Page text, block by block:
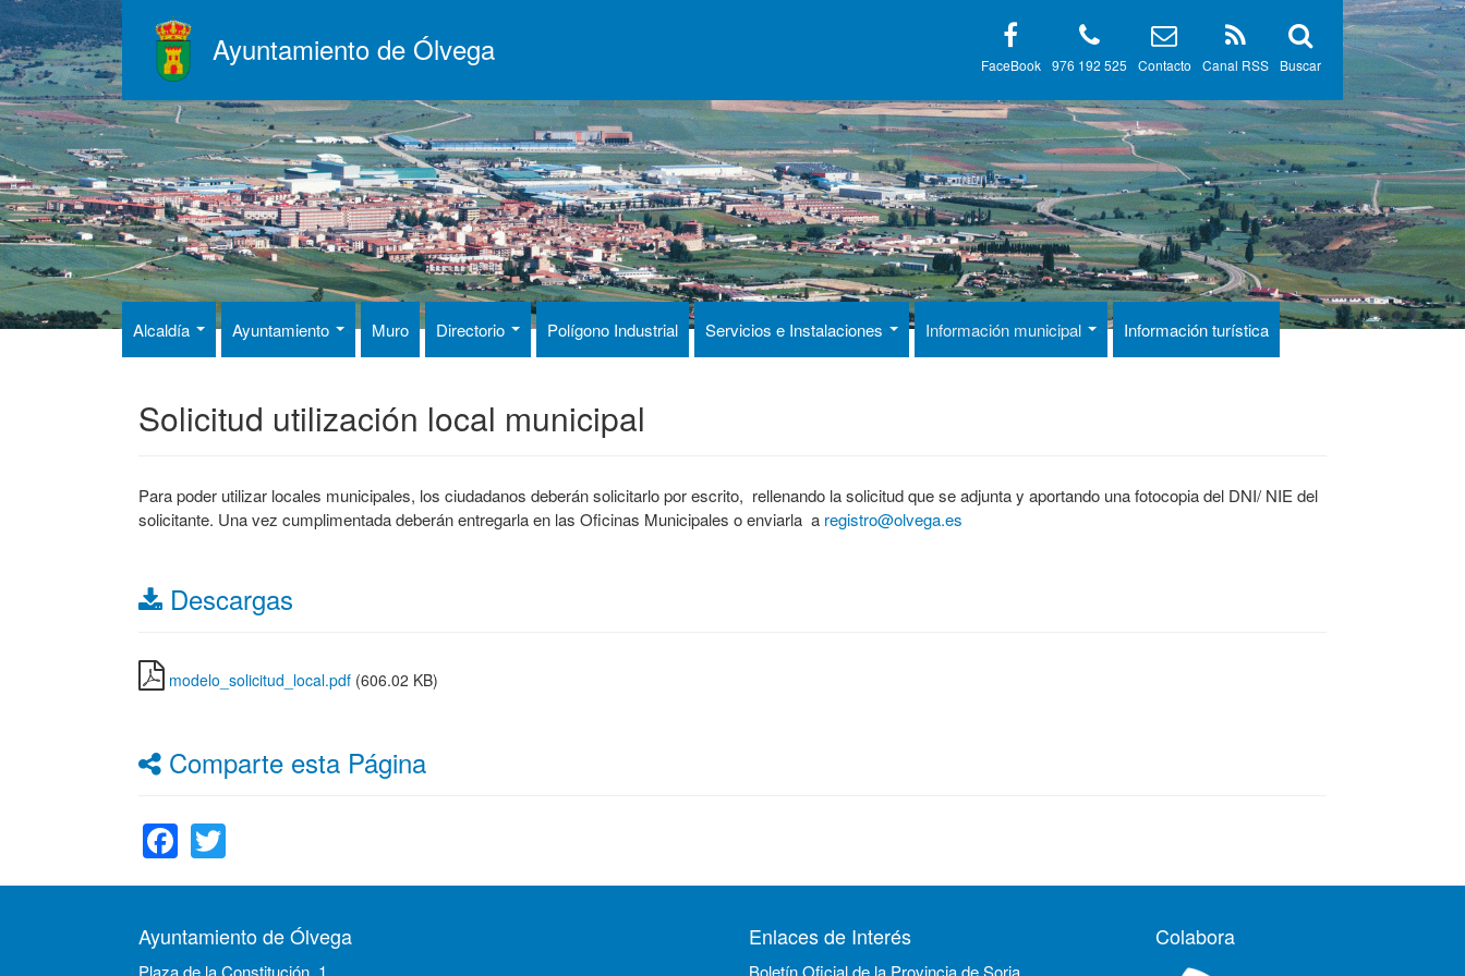
Pasar
al
contenido
principal
Ayuntamiento de Ólvega Buscar
Canal RSS
Contacto
976 192 525
FaceBook
Alcaldía Ayuntamiento Muro Directorio Polígono Industrial Servicios e Instalaciones Información municipal Información turística
Solicitud utilización local municipal
Para poder utilizar locales municipales, los ciudadanos deberán solicitarlo por escrito, rellenando la solicitud que se adjunta y aportando una fotocopia del DNI/ NIE del
solicitante. Una vez cumplimentada deberán entregarla en las Oficinas Municipales o enviarla a registro@olvega.es
Descargas
modelo_solicitud_local.pdf (606.02 KB)
Comparte esta Página
Facebook
Ayuntamiento de Ólvega
Plaza de la Constitución, 1
Enlaces de Interés
Boletín Oficial de la Provincia de Soria
Colabora